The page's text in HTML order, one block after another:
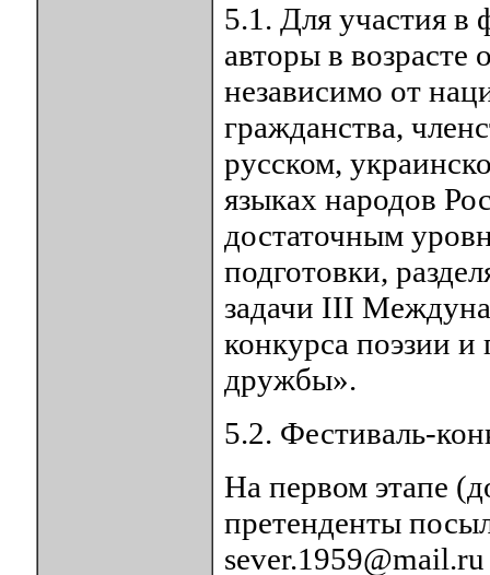
5.1. Для участия в
авторы в возрасте
независимо от
гражданства,
русском,
языках народов
достаточным
подготовки,
задачи III
конкурса поэзии и
дружбы».
5.2. Фестиваль-
На первом этапе
претенденты